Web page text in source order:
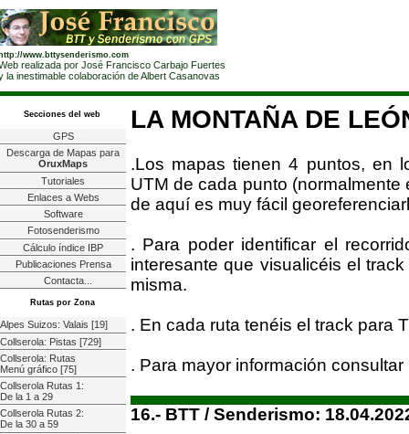
www.bttysenderismo.com
realizada por José Francisco Carbajo Fuertes
la inestimable colaboración de Albert Casanovas
Secciones del web
GPS
Descarga de Mapas para
OruxMaps
Tutoriales
Enlaces a Webs
Software
Fotosenderismo
Cálculo índice IBP
Publicaciones Prensa
Contacta...
Rutas por Zona
Alpes Suizos: Valais [19]
Collserola: Pistas [729]
Collserola: Rutas
Menú gráfico [75]
Collserola Rutas 1:
De la 1 a 29
Collserola Rutas 2:
De la 30 a 59
LA MONTAÑA DE
.Los mapas tienen 4 puntos, en
UTM de cada punto
de aquí es muy fácil
. Para poder identificar el
interesante que visualicéis el
misma.
. En cada ruta tenéis el track para
. Para mayor información
16.- BTT / Senderismo: